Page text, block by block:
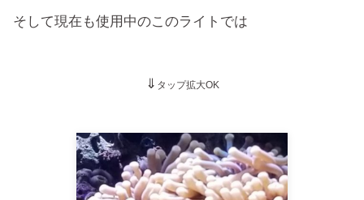
そして現在も使用中のこのライトでは
⇓ タップ拡大OK